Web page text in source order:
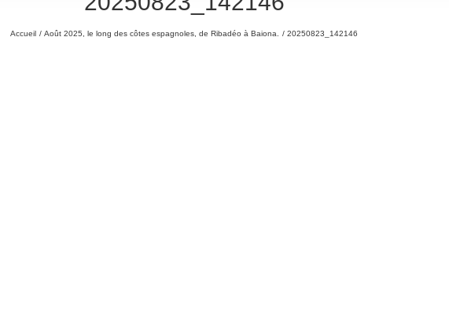
Accueil Août 2025, le long des côtes espagnoles, de Ribadéo à Baiona. 20250823_142146